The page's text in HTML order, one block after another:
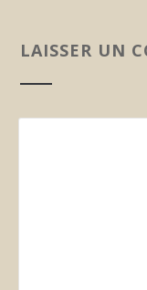
LAISSER UN